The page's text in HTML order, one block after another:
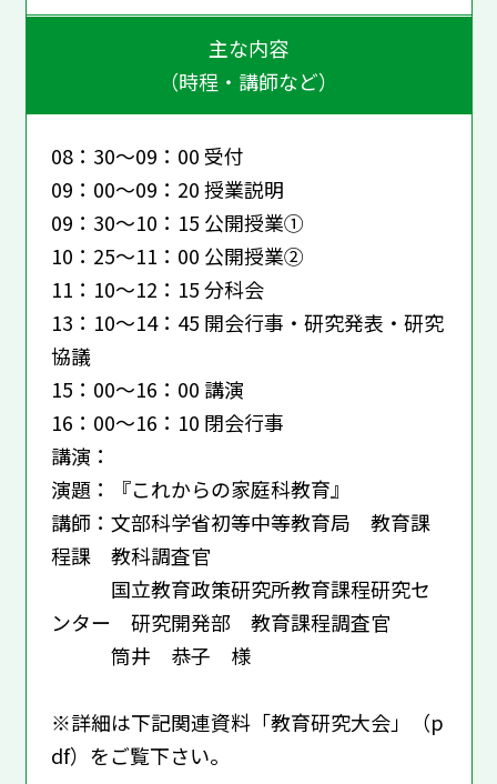
主な内容
（時程・講師など）
08：30～09：00 受付
09：00～09：20 授業説明
09：30～10：15 公開授業①
10：25～11：00 公開授業②
11：10～12：15 分科会
13：10～14：45 開会行事・研究発表・研究
協議
15：00～16：00 講演
16：00～16：10 閉会行事
講演：
演題：『これからの家庭科教育』
講師：文部科学省初等中等教育局 教育課
程課 教科調査官
国立教育政策研究所教育課程研究セ
ンター 研究開発部 教育課程調査官
筒井 恭子 様
※詳細は下記関連資料「教育研究大会」（p
df）をご覧下さい。